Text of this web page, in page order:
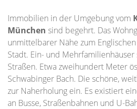
Immobilien in der Umgebung vom
München sind begehrt. Das
unmittelbarer Nähe zum
Stadt. Ein- und
Straßen. Etwa zweihundert Meter
Schwabinger Bach. Die schöne,
zur Naherholung ein. Es existiert
an Busse, Straßenbahnen und U-